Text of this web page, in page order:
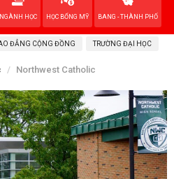
NGÀNH HỌC HỌC BỔNG MỸ BANG - THÀNH PHỐ
ĐẲNG CỘNG ĐỒNG TRƯỜNG ĐẠI HỌC
Northwest Catholic